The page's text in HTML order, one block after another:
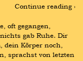
Continue reading ›
oft gegangen,
gab Ruhe. Dir
dein Körper noch,
sprachst von letzten